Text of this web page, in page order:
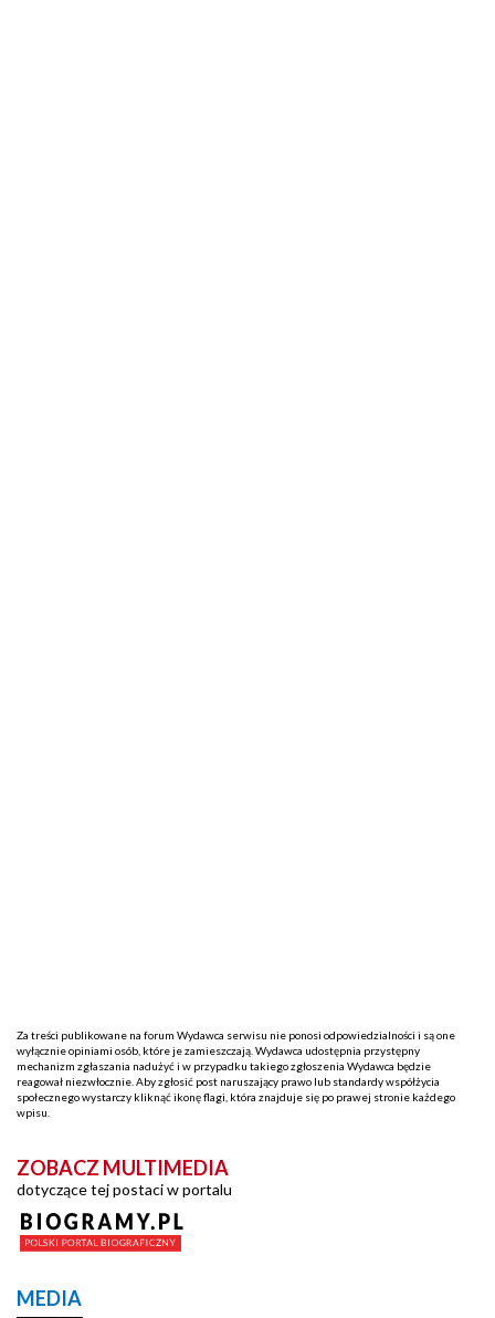
Za treści publikowane na forum Wydawca serwisu nie ponosi odpowiedzialności i są one
wyłącznie opiniami osób, które je zamieszczają. Wydawca udostępnia przystępny
mechanizm zgłaszania nadużyć i w przypadku takiego zgłoszenia Wydawca będzie
reagował niezwłocznie. Aby zgłosić post naruszający prawo lub standardy współżycia
społecznego wystarczy kliknąć ikonę flagi, która znajduje się po prawej stronie każdego
wpisu.
ZOBACZ MULTIMEDIA
dotyczące tej postaci w portalu
MEDIA